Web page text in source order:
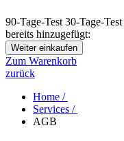
90-Tage-Test 30-Tage-Test
bereits hinzugefügt:
Weiter einkaufen
Zum Warenkorb
zurück
Home /
Services /
AGB